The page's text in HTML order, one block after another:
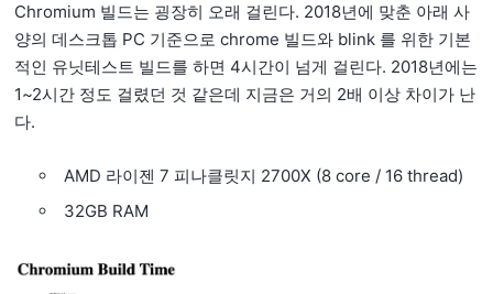
Chromium 빌드는 굉장히 오래 걸린다. 2018년에 맞춘 아래 사
양의 데스크톱 PC 기준으로 chrome 빌드와 blink 를 위한 기본
적인 유닛테스트 빌드를 하면 4시간이 넘게 걸린다. 2018년에는
1~2시간 정도 걸렸던 것 같은데 지금은 거의 2배 이상 차이가 난
다.
AMD 라이젠 7 피나클릿지 2700X (8 core / 16 thread)
32GB RAM